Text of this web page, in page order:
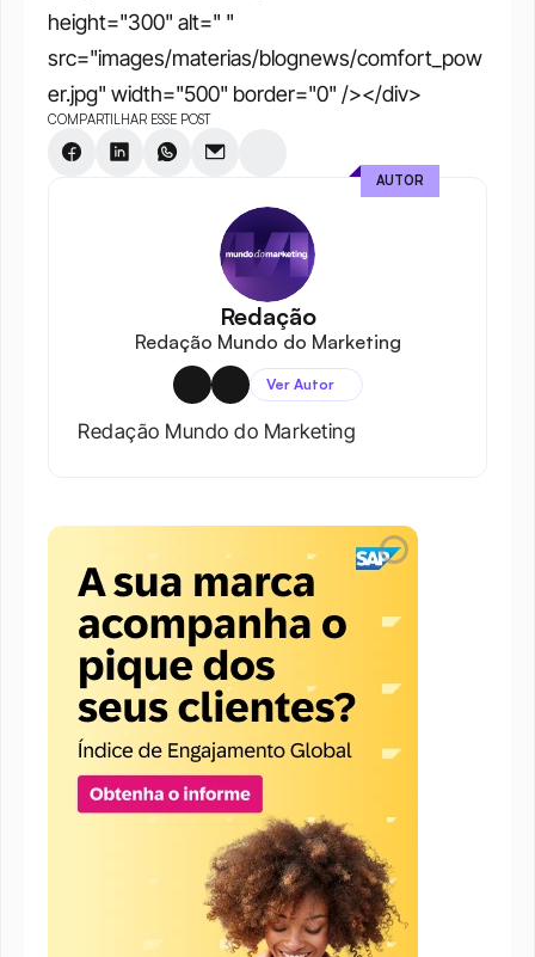
height="300" alt=" "
src="images/materias/blognews/comfort_pow
er.jpg" width="500" border="0" /></div>
COMPARTILHAR ESSE POST
Redação
Redação Mundo do Marketing
Ver Autor
Redação Mundo do Marketing
AUTOR